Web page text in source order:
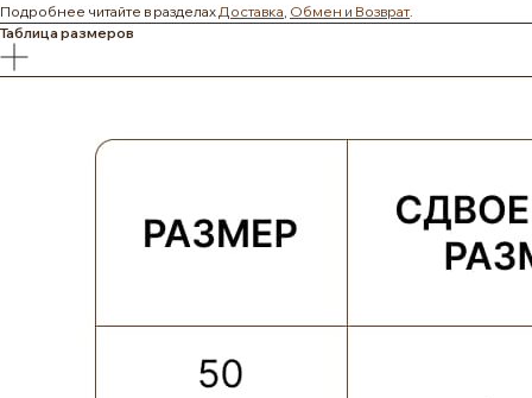
Подробнее читайте в разделах Доставка Обмен и Возврат.
Таблица размеров